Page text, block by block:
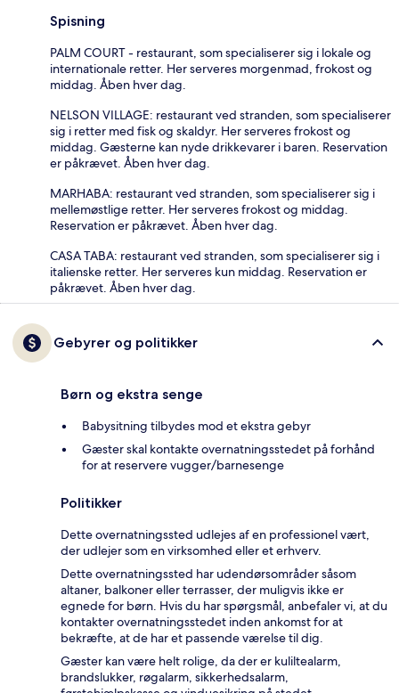
Spisning
PALM COURT - restaurant, som specialiserer sig i lokale og
internationale retter. Her serveres morgenmad, frokost og
middag. Åben hver dag.
NELSON VILLAGE: restaurant ved stranden, som specialiserer
sig i retter med fisk og skaldyr. Her serveres frokost og
middag. Gæsterne kan nyde drikkevarer i baren. Reservation
er påkrævet. Åben hver dag.
MARHABA: restaurant ved stranden, som specialiserer sig i
mellemøstlige retter. Her serveres frokost og middag.
Reservation er påkrævet. Åben hver dag.
CASA TABA: restaurant ved stranden, som specialiserer sig i
italienske retter. Her serveres kun middag. Reservation er
påkrævet. Åben hver dag.
Gebyrer og politikker
Børn og ekstra senge
Babysitning tilbydes mod et ekstra gebyr
Gæster skal kontakte overnatningsstedet på forhånd
for at reservere vugger/barnesenge
Politikker
Dette overnatningssted udlejes af en professionel vært,
der udlejer som en virksomhed eller et erhverv.
Dette overnatningssted har udendørsområder såsom
altaner, balkoner eller terrasser, der muligvis ikke er
egnede for børn. Hvis du har spørgsmål, anbefaler vi, at du
kontakter overnatningsstedet inden ankomst for at
bekræfte, at de har et passende værelse til dig.
Gæster kan være helt rolige, da der er kuliltealarm,
brandslukker, røgalarm, sikkerhedsalarm,